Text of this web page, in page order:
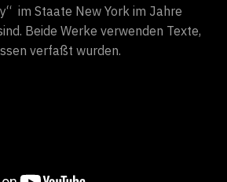
im Staate New York im Jahre
Beide Werke verwenden Texte,
verfaßt wurden.